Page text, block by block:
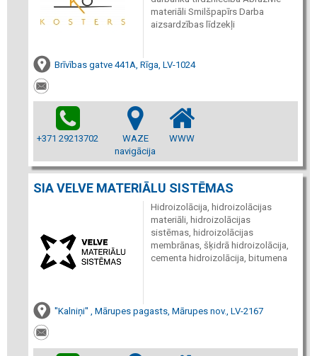
materiāli Smilšpapīrs Darba
aizsardzības līdzekļi
Brīvības gatve 441A, Rīga, LV-1024
+371 29213702
WAZE
navigācija
WWW
SIA VELVE MATERIĀLU SISTĒMAS
Hidroizolācija, hidroizolācijas
materiāli, hidroizolācijas
sistēmas, hidroizolācijas
membrānas, šķidrā hidroizolācija,
cementa hidroizolācija, bitumena
''Kalniņi'' , Mārupes pagasts, Mārupes nov., LV-2167